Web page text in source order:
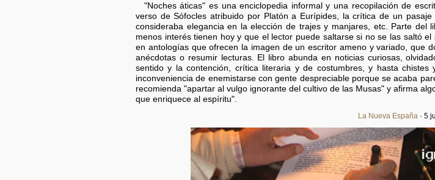
"Noches áticas" es una enciclopedia informal y una recopilación de
verso de Sófocles atribuido por Platón a Eurípides, la crítica de un
consideraba elegancia en la elección de trajes y manjares, etc. Parte del
menos interés tienen hoy y que el lector puede saltarse si no se las saltó
en antologías que ofrecen la imagen de un escritor ameno y variado, que
anécdotas o resumir lecturas. El libro abunda en noticias curiosas,
sentido y la contención, crítica literaria y de costumbres, y hasta
inconveniencia de enemistarse con gente despreciable porque se acaba
recomienda "apartar al vulgo ignorante del cultivo de las Musas" y afirma
que enriquece al espíritu".
La Nueva España · 5